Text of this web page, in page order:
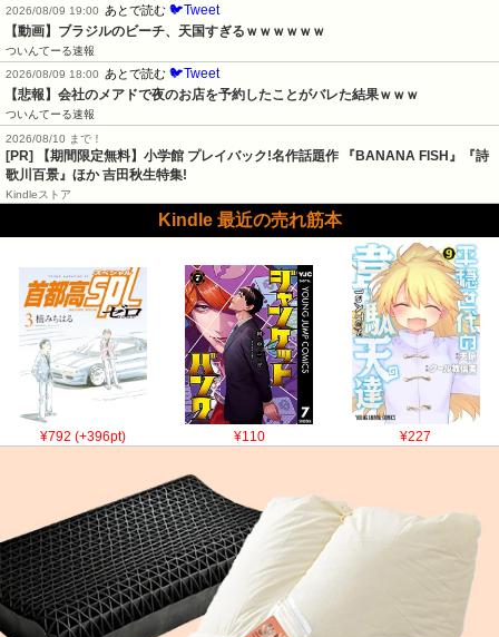
2026/08/09 19:00
あとで読む 🐦Tweet
【動画】ブラジルのビーチ、天国すぎるｗｗｗｗｗｗ
ついんてーる速報
2026/08/09 18:00
あとで読む 🐦Tweet
【悲報】会社のメアドで夜のお店を予約したことがバレた結果ｗｗｗ
ついんてーる速報
2026/08/10 まで！
[PR] 【期間限定無料】小学館 プレイバック!名作話題作 『BANANA FISH』『詩
歌川百景』ほか 吉田秋生特集!
Kindleストア
Kindle 最近の売れ筋本
¥792 (+396pt) ¥110 ¥227